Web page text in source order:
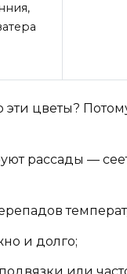
цветы?
рассады —
и долго;